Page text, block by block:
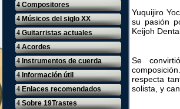
4Compositores
4Músicos del siglo XX
4Guitarristas actuales
4Acordes
4Instrumentos de cuerda
4Información útil
4Enlaces recomendados
4Sobre 19Trastes
Yuquijiro
su pasión
Keijoh
Se
respecta
solista, y